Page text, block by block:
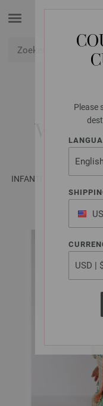
Please
of
INFANTI EDITION No. 4